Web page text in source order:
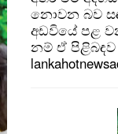
නොවන බව
අඩවියේ පළ
නම් ඒ පිළිබඳව